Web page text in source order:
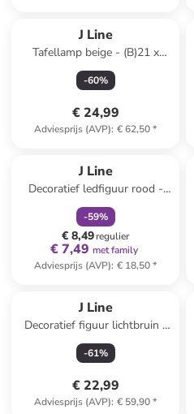
J Line
Tafellamp beige - (B)21 x
(H)42 cm
-60%
€ 24,99
Adviesprijs (AVP): € 62,50*
J Line
Decoratief ledfiguur rood -
(B)10 x (H)24 x (D)10 cm
-59%
€ 8,49regulier
€ 7,49 met family
Adviesprijs (AVP): € 18,50*
J Line
Decoratief figuur lichtbruin -
(B)28 x (H)29 x (D)9,5 cm
-61%
€ 22,99
Adviesprijs (AVP): € 59,90*